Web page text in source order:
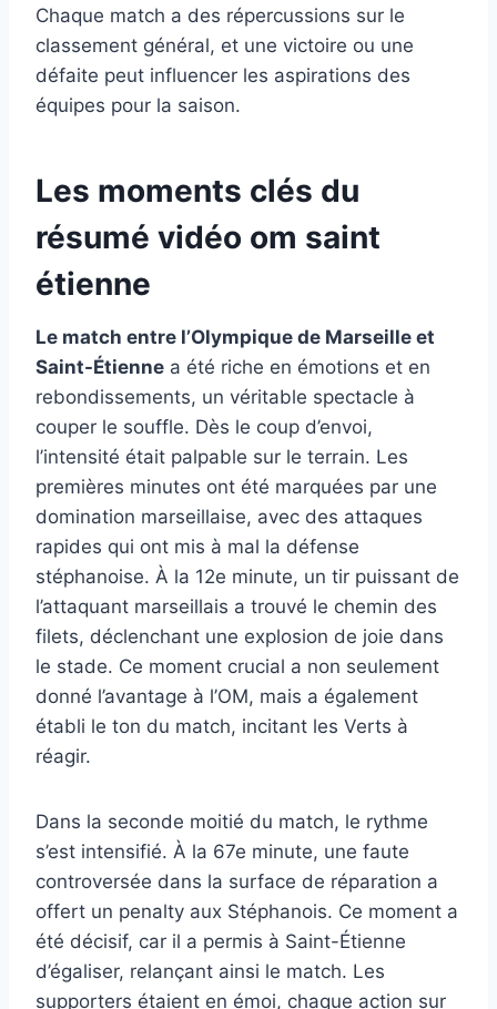
Chaque match a des répercussions sur le
classement général, et une victoire ou une
défaite peut influencer les aspirations des
équipes pour la saison.
Les moments clés du
résumé vidéo om saint
étienne
Le match entre l’Olympique de Marseille et
Saint-Étienne a été riche en émotions et en
rebondissements, un véritable spectacle à
couper le souffle. Dès le coup d’envoi,
l’intensité était palpable sur le terrain. Les
premières minutes ont été marquées par une
domination marseillaise, avec des attaques
rapides qui ont mis à mal la défense
stéphanoise. À la 12e minute, un tir puissant de
l’attaquant marseillais a trouvé le chemin des
filets, déclenchant une explosion de joie dans
le stade. Ce moment crucial a non seulement
donné l’avantage à l’OM, mais a également
établi le ton du match, incitant les Verts à
réagir.
Dans la seconde moitié du match, le rythme
s’est intensifié. À la 67e minute, une faute
controversée dans la surface de réparation a
offert un penalty aux Stéphanois. Ce moment a
été décisif, car il a permis à Saint-Étienne
d’égaliser, relançant ainsi le match. Les
supporters étaient en émoi, chaque action sur